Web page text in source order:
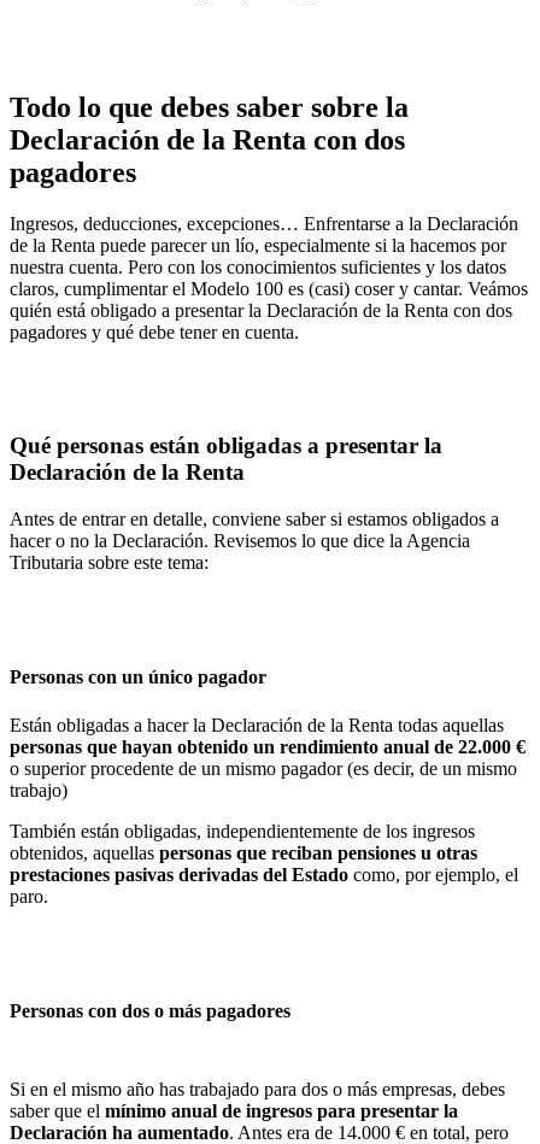
Todo lo que debes saber sobre la
Declaración de la Renta con dos
pagadores
Ingresos, deducciones, excepciones… Enfrentarse a la Declaración
de la Renta puede parecer un lío, especialmente si la hacemos por
nuestra cuenta. Pero con los conocimientos suficientes y los datos
claros, cumplimentar el Modelo 100 es (casi) coser y cantar. Veámos
quién está obligado a presentar la Declaración de la Renta con dos
pagadores y qué debe tener en cuenta.
Qué personas están obligadas a presentar la
Declaración de la Renta
Antes de entrar en detalle, conviene saber si estamos obligados a
hacer o no la Declaración. Revisemos lo que dice la Agencia
Tributaria sobre este tema:
Personas con un único pagador
Están obligadas a hacer la Declaración de la Renta todas aquellas
personas que hayan obtenido un rendimiento anual de 22.000 €
o superior procedente de un mismo pagador (es decir, de un mismo
trabajo)
También están obligadas, independientemente de los ingresos
obtenidos, aquellas personas que reciban pensiones u otras
prestaciones pasivas derivadas del Estado como, por ejemplo, el
paro.
Personas con dos o más pagadores
Si en el mismo año has trabajado para dos o más empresas, debes
saber que el mínimo anual de ingresos para presentar la
Declaración ha aumentado. Antes era de 14.000 € en total, pero